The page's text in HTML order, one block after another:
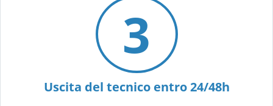
3
Uscita del tecnico entro 24/48h